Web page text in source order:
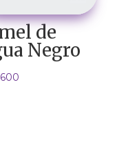
de
Negro